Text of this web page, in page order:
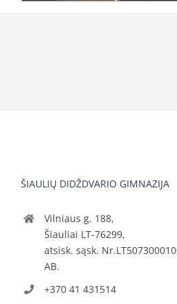
ŠIAULIŲ DIDŽDVARIO GIMNAZIJA
Vilniaus g. 188,
Šiauliai LT-76299,
atsisk. sąsk.
AB.
+370 41 431514